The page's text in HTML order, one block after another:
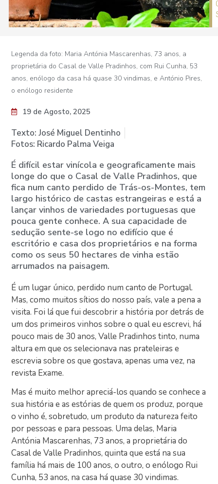
Legenda da foto: Maria Antónia Mascarenhas, 73 anos, a
proprietária do Casal de Valle Pradinhos, com Rui Cunha, 53
anos, enólogo da casa há quase 30 vindimas, e António Pires,
o enólogo residente
19 de Agosto, 2025
Texto: José Miguel Dentinho
Fotos: Ricardo Palma Veiga
É difícil estar vinícola e geograficamente mais
longe do que o Casal de Valle Pradinhos, que
fica num canto perdido de Trás-os-Montes, tem
largo histórico de castas estrangeiras e está a
lançar vinhos de variedades portuguesas que
pouca gente conhece. A sua capacidade de
sedução sente-se logo no edifício que é
escritório e casa dos proprietários e na forma
como os seus 50 hectares de vinha estão
arrumados na paisagem.
É um lugar único, perdido num canto de Portugal.
Mas, como muitos sítios do nosso país, vale a pena a
visita. Foi lá que fui descobrir a história por detrás de
um dos primeiros vinhos sobre o qual eu escrevi, há
pouco mais de 30 anos, Valle Pradinhos tinto, numa
altura em que os selecionava nas prateleiras e
escrevia sobre os que gostava, apenas uma vez, na
revista Exame.
Mas é muito melhor apreciá-los quando se conhece a
sua história e as estórias de quem os produz, porque
o vinho é, sobretudo, um produto da natureza feito
por pessoas e para pessoas. Uma delas, Maria
Antónia Mascarenhas, 73 anos, a proprietária do
Casal de Valle Pradinhos, quinta que está na sua
família há mais de 100 anos, o outro, o enólogo Rui
Cunha, 53 anos, na casa há quase 30 vindimas.